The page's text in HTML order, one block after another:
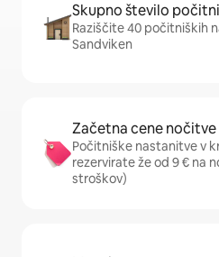
Skupno število
Raziščite 40 počitniških
Sandviken
Začetna cene nočitve
Počitniške nastanitve v
rezervirate že od 9 € na
stroškov)